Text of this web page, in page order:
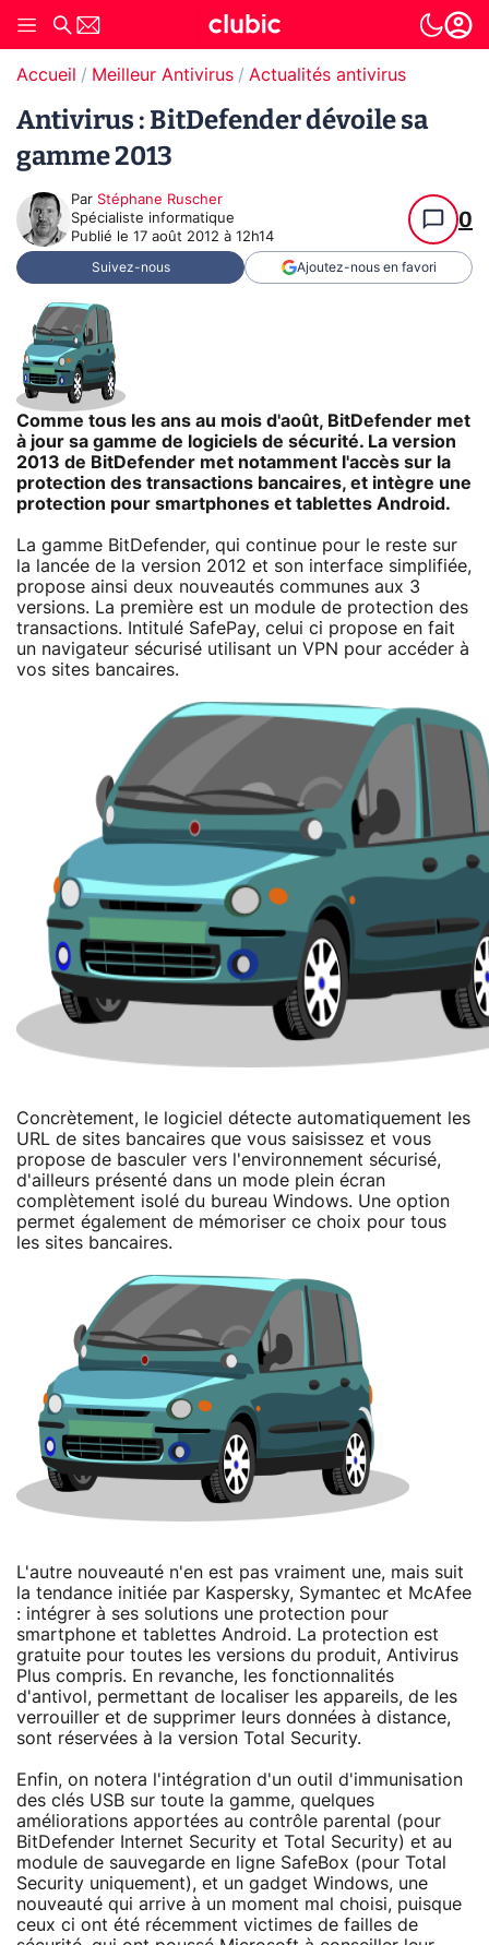
Accueil Meilleur Antivirus Actualités antivirus
Antivirus : BitDefender dévoile sa
gamme 2013
Par Stéphane Ruscher
Spécialiste informatique
Publié le 17 août 2012 à 12h14
0
Suivez-nous Ajoutez-nous en favori
Comme tous les ans au mois d'août, BitDefender met
à jour sa gamme de logiciels de sécurité. La version
2013 de BitDefender met notamment l'accès sur la
protection des transactions bancaires, et intègre une
protection pour smartphones et tablettes Android.
La gamme BitDefender, qui continue pour le reste sur
la lancée de la version 2012 et son interface simplifiée,
propose ainsi deux nouveautés communes aux 3
versions. La première est un module de protection des
transactions. Intitulé SafePay, celui ci propose en fait
un navigateur sécurisé utilisant un VPN pour accéder à
vos sites bancaires.
Concrètement, le logiciel détecte automatiquement les
URL de sites bancaires que vous saisissez et vous
propose de basculer vers l'environnement sécurisé,
d'ailleurs présenté dans un mode plein écran
complètement isolé du bureau Windows. Une option
permet également de mémoriser ce choix pour tous
les sites bancaires.
L'autre nouveauté n'en est pas vraiment une, mais suit
la tendance initiée par Kaspersky, Symantec et McAfee
: intégrer à ses solutions une protection pour
smartphone et tablettes Android. La protection est
gratuite pour toutes les versions du produit, Antivirus
Plus compris. En revanche, les fonctionnalités
d'antivol, permettant de localiser les appareils, de les
verrouiller et de supprimer leurs données à distance,
sont réservées à la version Total Security.
Enfin, on notera l'intégration d'un outil d'immunisation
des clés USB sur toute la gamme, quelques
améliorations apportées au contrôle parental (pour
BitDefender Internet Security et Total Security) et au
module de sauvegarde en ligne SafeBox (pour Total
Security uniquement), et un gadget Windows, une
nouveauté qui arrive à un moment mal choisi, puisque
ceux ci ont été récemment victimes de failles de